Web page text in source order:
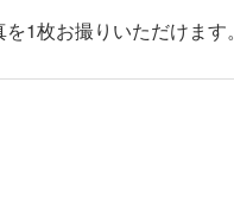
1枚お撮りいただけます。